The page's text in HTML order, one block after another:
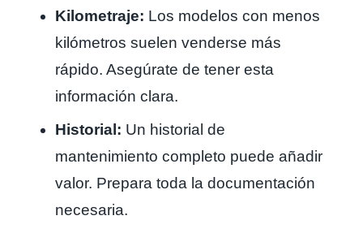
Kilometraje: Los modelos con menos
kilómetros suelen venderse más
rápido. Asegúrate de tener esta
información clara.
Historial: Un historial de
mantenimiento completo puede añadir
valor. Prepara toda la documentación
necesaria.